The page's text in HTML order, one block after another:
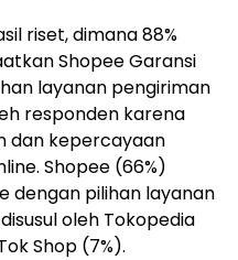
riset, dimana 88%
Shopee Garansi
layanan pengiriman
responden karena
dan kepercayaan
Shopee (66%)
dengan pilihan layanan
oleh Tokopedia
Shop (7%).